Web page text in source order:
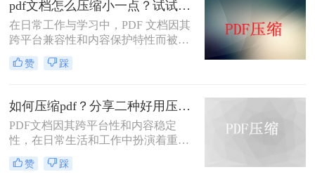
pdf文档怎么压缩小一点？试试这5个压缩方法！
在日常工作与学习中，PDF 文档因其
跨平台兼容性和内容保护特性而被广
泛使用。然而，当 PDF 文件中包含大
量高分辨率图片、内嵌字体或复杂图
不仅占用存储空间，还经常因超过邮
箱附件限制或上传耗时过长而影响办
公效率。那么PDF 文档怎么压缩小一
点呢？本文从压缩效果、操作难度、
处理速度、隐私安全四个维度，对比
五种主流压缩方案，帮助您根据实际
赞 踩
如何压缩pdf？分享二种好用压缩方法！
PDF文档因其跨平台性和内容稳定
性，在日常生活和工作中扮演着重要
角色。然而，有时PDF文件过大，会
影响传输速度或占用过多存储空间。
赞 踩